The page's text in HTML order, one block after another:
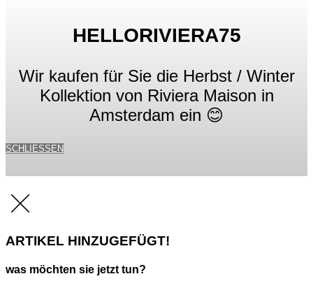
HELLORIVIERA75
Wir kaufen für Sie die Herbst / Winter
Kollektion von Riviera Maison in
Amsterdam ein 😊
SCHLIESSEN
ARTIKEL HINZUGEFÜGT!
was möchten sie jetzt tun?